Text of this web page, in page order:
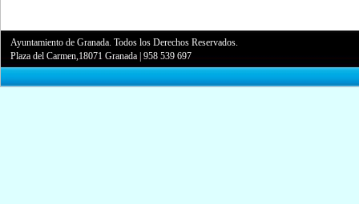
Ayuntamiento de Granada. Todos los Derechos Reservados.
Plaza del Carmen,18071 Granada |958 539 697